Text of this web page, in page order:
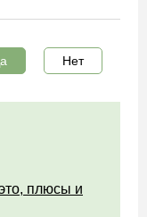
Нет
плюсы и